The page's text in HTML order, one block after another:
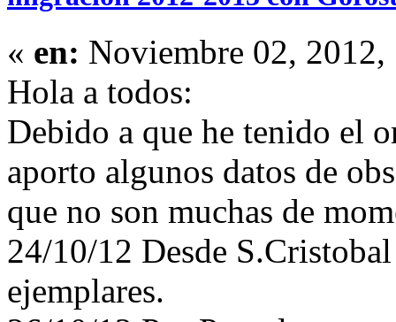
« en: Noviembre 02,
Hola a todos:
Debido a que he tenido el
aporto algunos datos de
que no son muchas de
24/10/12 Desde
ejemplares.